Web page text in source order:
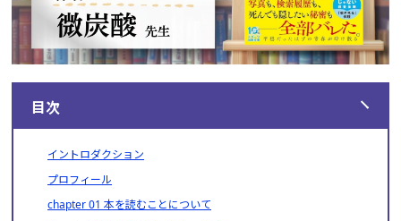
目次
イントロダクション
プロフィール
chapter 01 本を読むことについて